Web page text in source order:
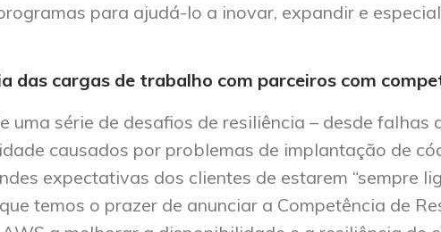
para ajudá-lo a inovar, expandir e
das cargas de trabalho com parceiros com
uma série de desafios de resiliência – desde falhas
causados ​​por problemas de implantação de
expectativas dos clientes de estarem “sempre
temos o prazer de anunciar a Competência de